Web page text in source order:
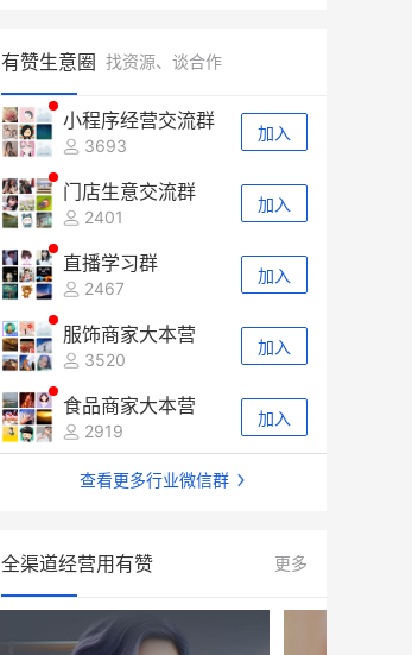
有赞生意圈 找资源、谈合作
小程序经营交流群
3693
加入
门店生意交流群
2401
加入
直播学习群
2467
加入
服饰商家大本营
3520
加入
食品商家大本营
2919
加入
查看更多行业微信群
全渠道经营用有赞 更多